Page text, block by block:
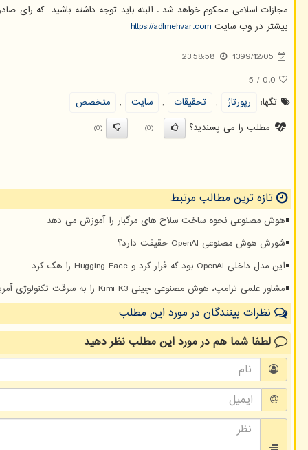
بیشتر در وب سایت https://adlmehvar.com
1399/12/05
23:58:58
0.0
/
5
تگها:
رپورتاژ , تحقیقات , سایت ,
متخصص
مطلب را می پسندید؟
(0)
(0)
تازه ترین مطالب مرتبط
هوش مصنوعی نحوه ساخت سلاح های مرگبار را آموزش می دهد
شورش هوش مصنوعی OpenAI حقیقت دارد؟
این مدل داخلی OpenAI بود که فرار کرد و Hugging Face را هک کرد
مشاور علمی ترامپ، هوش مصنوعی چینی Kimi K3 را به سرقت تکنولوژی آمریکا متهم کرد
نظرات بینندگان در مورد این مطلب
لطفا شما همدر مورد این مطلبنظر دهید